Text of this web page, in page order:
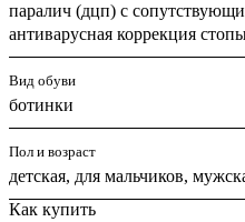
паралич (дцп) с
антиварусная коррекция
Вид обуви
ботинки
Пол и возраст
детская, для мальчиков,
Как купить